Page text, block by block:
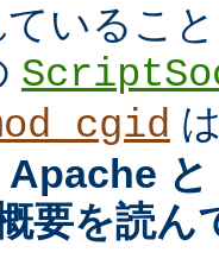
いるこ
Apache と
要を読ん